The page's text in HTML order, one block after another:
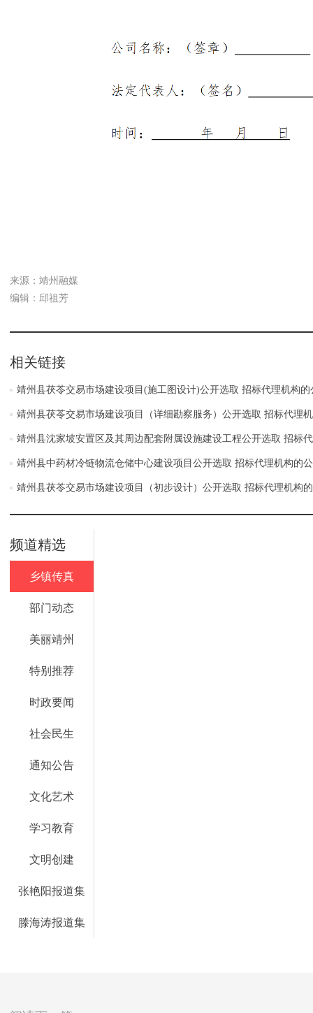
来源：靖州融媒
编辑：邱祖芳
相关链接
靖州县茯苓交易市场建设项目(施工图设计)公开选取 招标代理机构的
靖州县茯苓交易市场建设项目（详细勘察服务）公开选取 招标代理
靖州县沈家坡安置区及其周边配套附属设施建设工程公开选取 招标
靖州县中药材冷链物流仓储中心建设项目公开选取 招标代理机构的
靖州县茯苓交易市场建设项目（初步设计）公开选取 招标代理机构
频道精选
乡镇传真
部门动态
美丽靖州
特别推荐
时政要闻
社会民生
通知公告
文化艺术
学习教育
文明创建
张艳阳报道集
滕海涛报道集